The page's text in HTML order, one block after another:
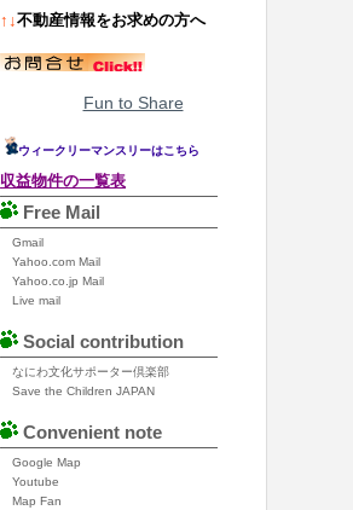
↑↓不動産情報をお求めの方へ
Fun to Share
ウィークリーマンスリーはこちら
収益物件の一覧表
Free Mail
Gmail
Yahoo.com Mail
Yahoo.co.jp Mail
Live mail
Social contribution
なにわ文化サポーター倶楽部
Save the Children JAPAN
Convenient note
Google Map
Youtube
Map Fan